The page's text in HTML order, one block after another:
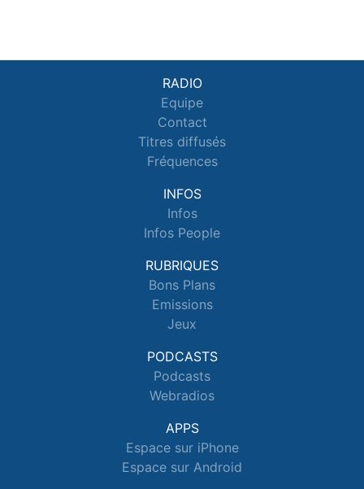
RADIO
Equipe
Contact
Titres diffusés
Fréquences
INFOS
Infos
Infos People
RUBRIQUES
Bons Plans
Emissions
Jeux
PODCASTS
Podcasts
Webradios
APPS
Espace sur iPhone
Espace sur Android